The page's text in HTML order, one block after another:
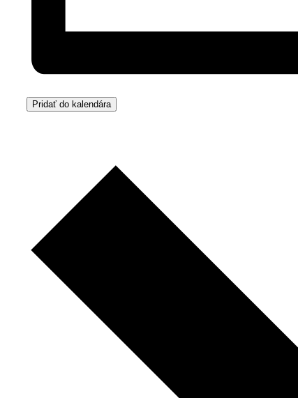
Pridať do kalendára